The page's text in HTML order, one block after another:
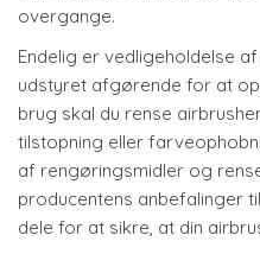
overgange.
Endelig er vedligeholdelse
udstyret afgørende for at
brug skal du rense
tilstopning eller
af rengøringsmidler og
producentens anbefalinger
dele for at sikre, at din